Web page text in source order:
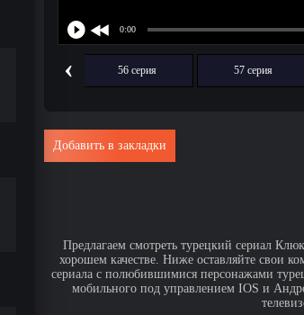
‹ 56 серия 57 серия
Добавить в закладки
Предлагаем смотреть турецкий сериал
хорошем качестве. Ниже оставляйте свои
сериала с полюбившимися персонажами
мобильного под управлением IOS и